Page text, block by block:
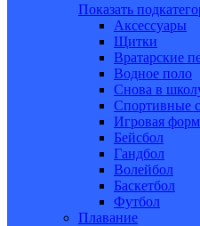
Показать
Аксессуары
Щитки
Вратарские
Водное поло
Снова в
Спортивные
Игровая
Бейсбол
Гандбол
Волейбол
Баскетбол
Футбол
Плавание